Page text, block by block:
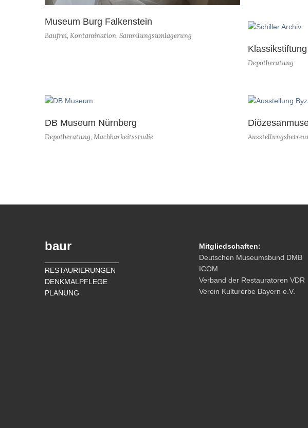
Museum Burg Falkenstein
Baufrei, Kontamination, Sammlungsumlagerung
Depotberatung
DB Museum Nürnberg
Depotberatung, Machbarkeitsstudie
baur
RESTAURIERUNGEN
DENKMALPFLEGE
PLANUNG
Mitgliedschaften:
Deutschen Museumsbund DMB
ICOM
Verband der Restauratoren VDR
Verein Kulturerbe Bayern e.V.